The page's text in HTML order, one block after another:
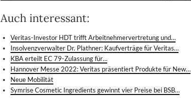
Auch interessant:
Veritas-Investor HDT trifft Arbeitnehmervertretung und…
Insolvenzverwalter Dr. Plathner: Kaufverträge für Veritas…
KBA erteilt EC 79-Zulassung für…
Hannover Messe 2022: Veritas präsentiert Produkte für New…
Neue Mobilität
Symrise Cosmetic Ingredients gewinnt vier Preise bei BSB…